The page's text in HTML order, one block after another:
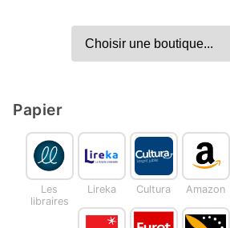
Papier
Les
libraires
Lireka Cultura Amazon